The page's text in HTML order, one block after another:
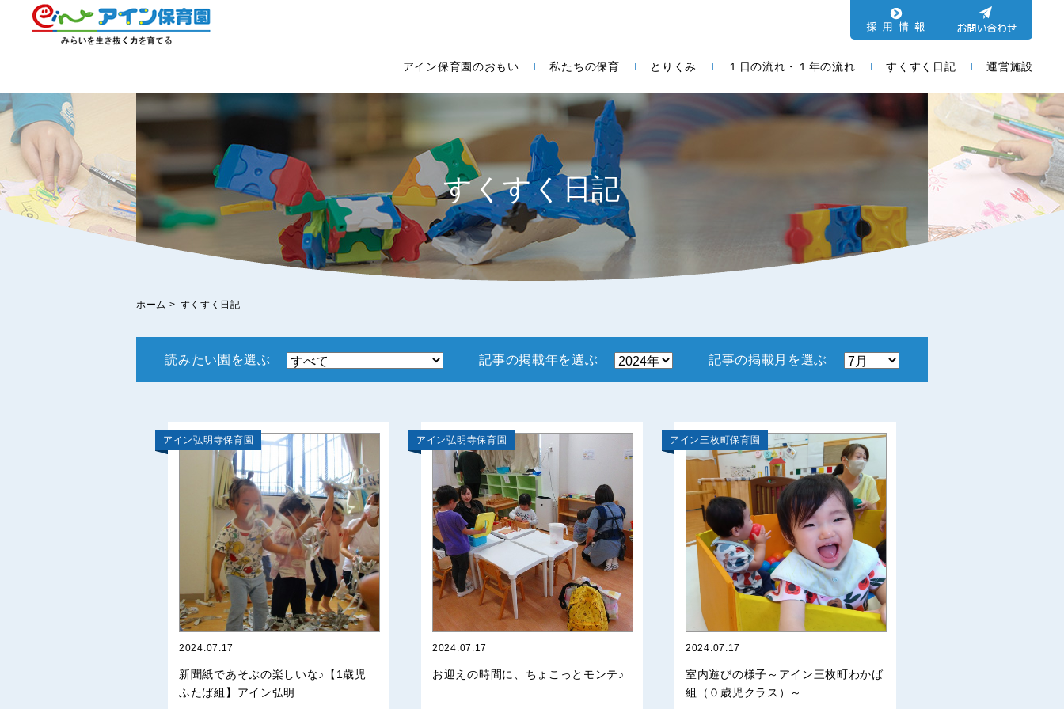
アイン保育園のおもい 私たちの保育 とりくみ １日の流れ・１年の流れ すくすく日記 運営施設
すくすく日記
ホーム > すくすく日記
読みたい園を選ぶ 記事の掲載年を選ぶ 記事の掲載月を選ぶ
アイン弘明寺保育園
2024.07.17
新聞紙であそぶの楽しいな♪【1歳児
ふたば組】アイン弘明...
アイン弘明寺保育園
2024.07.17
お迎えの時間に、ちょこっとモンテ♪
アイン三枚町保育園
2024.07.17
室内遊びの様子～アイン三枚町わかば
組（０歳児クラス）～...